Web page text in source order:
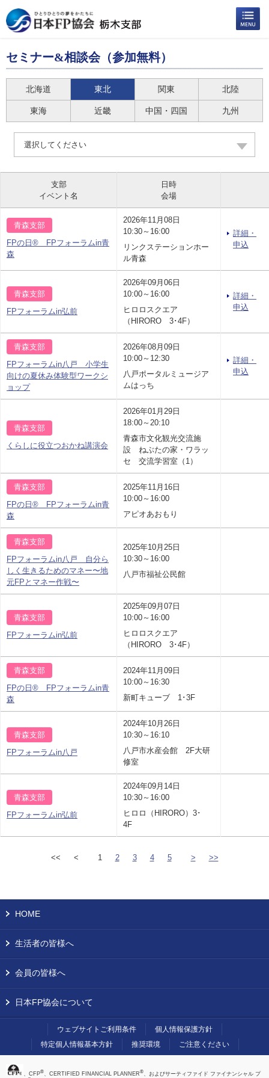
セミナー&相談会（参加無料）
北海道 東北 関東 北陸
東海 近畿 中国・四国 九州
選択してください
支部
イベント名
日時
会場
青森支部
FPの日® FPフォーラムin青
森
2026年11月08日
10:30～16:00
リンクステーションホー
ル青森
詳細・
申込
青森支部
FPフォーラムin弘前
2026年09月06日
10:00～16:00
ヒロロスクエア
（HIRORO 3･4F）
詳細・
申込
青森支部
FPフォーラムin八戸 小学生
向けの夏休み体験型ワークシ
ョップ
2026年08月09日
10:00～12:30
八戸ポータルミュージア
ムはっち
詳細・
申込
青森支部
くらしに役立つおかね講演会
2026年01月29日
18:00～20:10
青森市文化観光交流施
設 ねぶたの家・ワラッ
セ 交流学習室（1）
青森支部
FPの日® FPフォーラムin青
森
2025年11月16日
10:00～16:00
アピオあおもり
青森支部
FPフォーラムin八戸 自分ら
しく生きるためのマネー〜地
元FPとマネー作戦〜
2025年10月25日
10:30～16:00
八戸市福祉公民館
青森支部
FPフォーラムin弘前
2025年09月07日
10:00～16:00
ヒロロスクエア
（HIRORO 3･4F）
青森支部
FPの日® FPフォーラムin青
森
2024年11月09日
10:00～16:30
新町キューブ 1･3F
青森支部
FPフォーラムin八戸
2024年10月26日
10:30～16:10
八戸市水産会館 2F大研
修室
青森支部
FPフォーラムin弘前
2024年09月14日
10:30～16:00
ヒロロ（HIRORO）3･
4F
<< < 1 2 3 4 5 > >>
HOME
生活者の皆様へ
会員の皆様へ
日本FP協会について
ウェブサイトご利用条件
個人情報保護方針
特定個人情報基本方針
推奨環境 ご注意ください
、CFP®、CERTIFIED FINANCIAL PLANNER®、およびサーティファイド ファイナンシャル プ